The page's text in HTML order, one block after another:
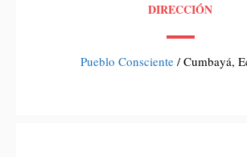
DIRECCIÓN
Pueblo Consciente / Cumbayá,